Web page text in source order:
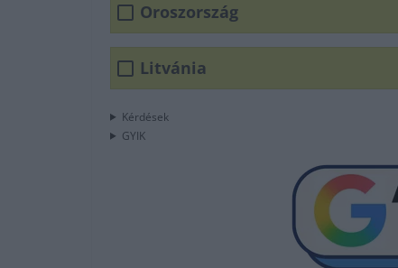
Oroszország
Litvánia
Kérdések
GYIK